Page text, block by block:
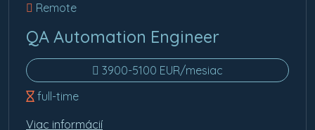
Remote
QA Automation Engineer
3900-5100 EUR/mesiac
full-time
Viac informácií